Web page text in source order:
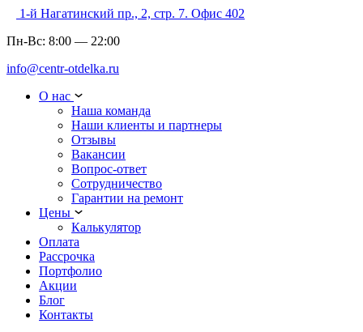
1-й Нагатинский пр., 2, стр. 7. Офис 402
Пн-Вс: 8:00 — 22:00
info@centr-otdelka.ru
О нас
Наша команда
Наши клиенты и партнеры
Отзывы
Вакансии
Вопрос-ответ
Сотрудничество
Гарантии на ремонт
Цены
Калькулятор
Оплата
Рассрочка
Портфолио
Акции
Блог
Контакты